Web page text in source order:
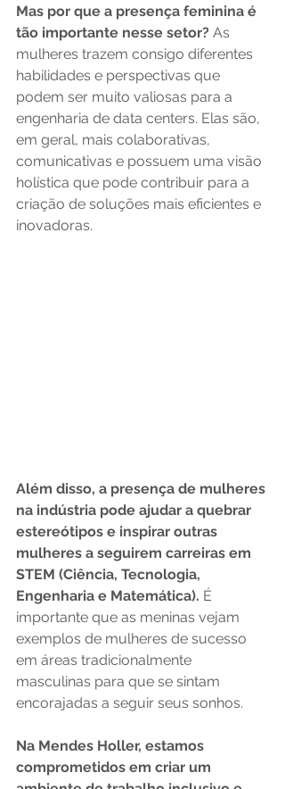
Mas por que a presença feminina é
tão importante nesse setor? As
mulheres trazem consigo diferentes
habilidades e perspectivas que
podem ser muito valiosas para a
engenharia de data centers. Elas são,
em geral, mais colaborativas,
comunicativas e possuem uma visão
holística que pode contribuir para a
criação de soluções mais eficientes e
inovadoras.
Além disso, a presença de mulheres
na indústria pode ajudar a quebrar
estereótipos e inspirar outras
mulheres a seguirem carreiras em
STEM (Ciência, Tecnologia,
Engenharia e Matemática). É
importante que as meninas vejam
exemplos de mulheres de sucesso
em áreas tradicionalmente
masculinas para que se sintam
encorajadas a seguir seus sonhos.
Na Mendes Holler, estamos
comprometidos em criar um